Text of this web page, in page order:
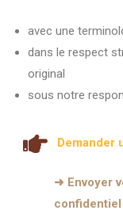
avec une
dans le respect
original
sous notre
Demander
➜ Envoyer
confidentiel